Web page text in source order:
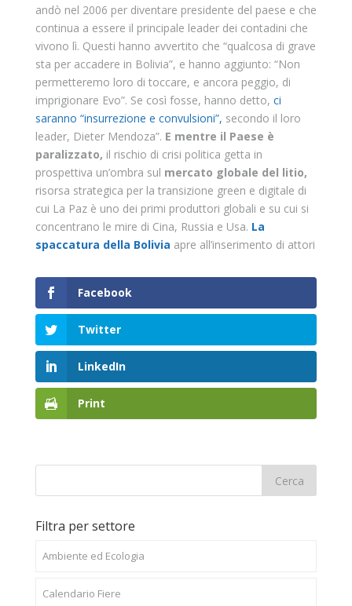
andò nel 2006 per diventare presidente del paese e che
continua a essere il principale leader dei contadini che
vivono lì. Questi hanno avvertito che “qualcosa di grave
sta per accadere in Bolivia”, e hanno aggiunto: “Non
permetteremo loro di toccare, e ancora peggio, di
imprigionare Evo”. Se così fosse, hanno detto, ci
saranno “insurrezione e convulsioni”, secondo il loro
leader, Dieter Mendoza”. E mentre il Paese è
paralizzato, il rischio di crisi politica getta in
prospettiva un’ombra sul mercato globale del litio,
risorsa strategica per la transizione green e digitale di
cui La Paz è uno dei primi produttori globali e su cui si
concentrano le mire di Cina, Russia e Usa. La
spaccatura della Bolivia apre all’inserimento di attori
Facebook
Twitter
LinkedIn
Print
Filtra per settore
Ambiente ed Ecologia
Calendario Fiere